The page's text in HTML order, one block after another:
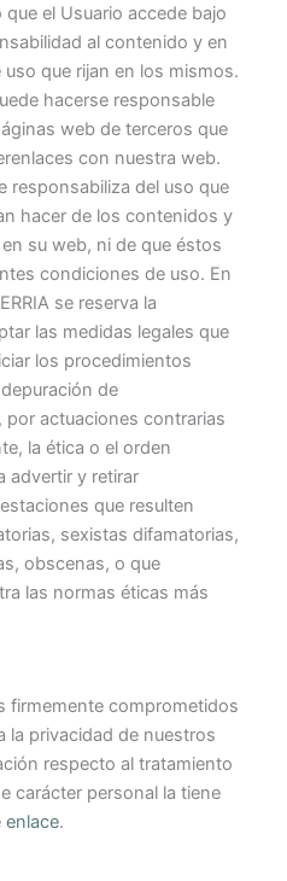
el Usuario accede bajo
al contenido y en
que rijan en los mismos.
hacerse responsable
web de terceros que
con nuestra web.
responsabiliza del uso que
hacer de los contenidos y
su web, ni de que éstos
condiciones de uso. En
se reserva la
las medidas legales que
los procedimientos
de
por actuaciones contrarias
la ética o el orden
advertir y retirar
que resulten
sexistas difamatorias,
obscenas, o que
las normas éticas más
firmemente comprometidos
la privacidad de nuestros
respecto al tratamiento
carácter personal la tiene
enlace.